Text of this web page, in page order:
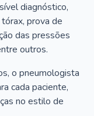
diagnóstico,
prova de
das pressões
outros.
o pneumologista
cada paciente,
no estilo de